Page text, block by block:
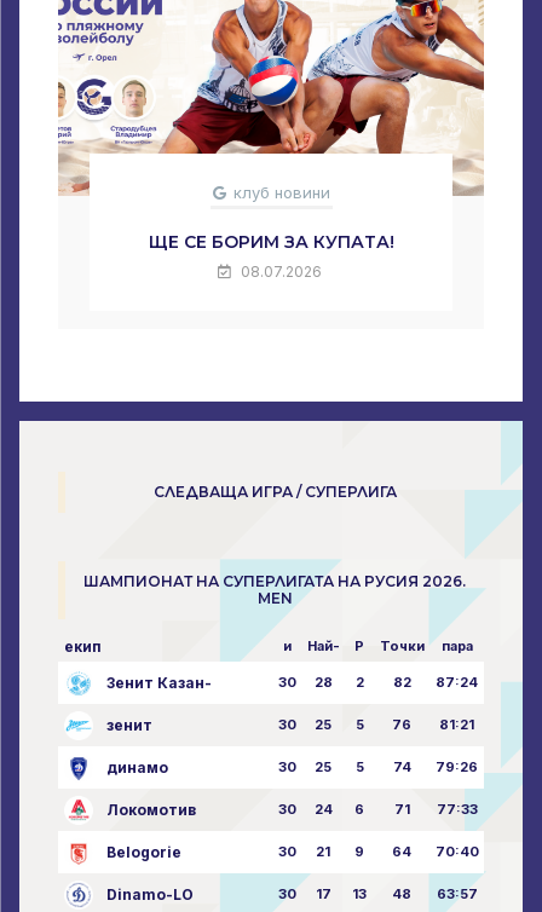
клуб новини
ЩЕ СЕ БОРИМ ЗА КУПАТА!
08.07.2026
СЛЕДВАЩА ИГРА / СУПЕРЛИГА
ШАМПИОНАТ НА СУПЕРЛИГАТА НА РУСИЯ 2026.
MEN
екип и Най- P Точки пара
Зенит Казан- 30 28 2 82 87:24
зенит 30 25 5 76 81:21
динамо 30 25 5 74 79:26
Локомотив 30 24 6 71 77:33
Belogorie 30 21 9 64 70:40
Dinamo-LO 30 17 13 48 63:57